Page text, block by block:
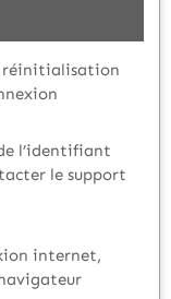
réinitialisation
l’identifiant
le support
internet,